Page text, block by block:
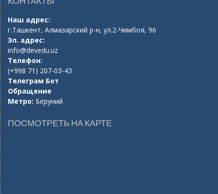
Наш адрес:
г.Ташкент, Алмазарский р-н, ул.2-Чимбоя, 96
Эл. адрес:
info@devedu.uz
Телефон:
(+998 71) 207-03-43
Телеграм Бот
Обращение
Метро: Беруний
ПОСМОТРЕТЬ НА КАРТЕ